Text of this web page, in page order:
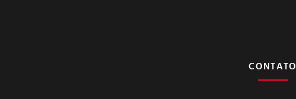
CONTATO